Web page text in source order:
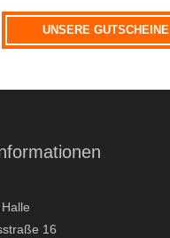
UNSERE GUTSCHEINE
16